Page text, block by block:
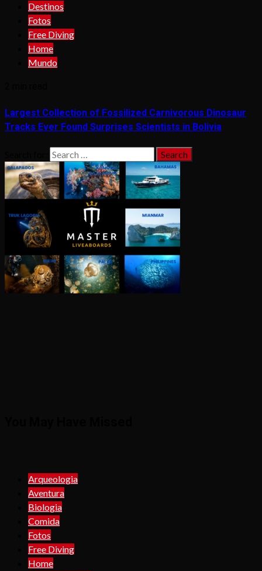
Destinos
Fotos
Free Diving
Home
Mundo
Largest Collection of Fossilized Carnivorous Dinosaur
Tracks Ever Found Surprises Scientists in Bolivia
Arqueologia
Aventura
Biologia
Comida
Fotos
Free Diving
Home